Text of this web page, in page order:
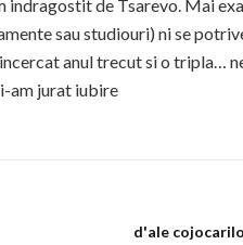
indragostit de Tsarevo. Mai
sau studiouri) ni se
anul trecut si o tripla…
am jurat iubire
d'ale